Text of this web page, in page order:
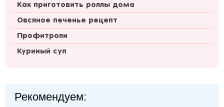
Как приготовить роллы дома
Овсяное печенье рецепт
Профитроли
Куриный суп
Рекомендуем: